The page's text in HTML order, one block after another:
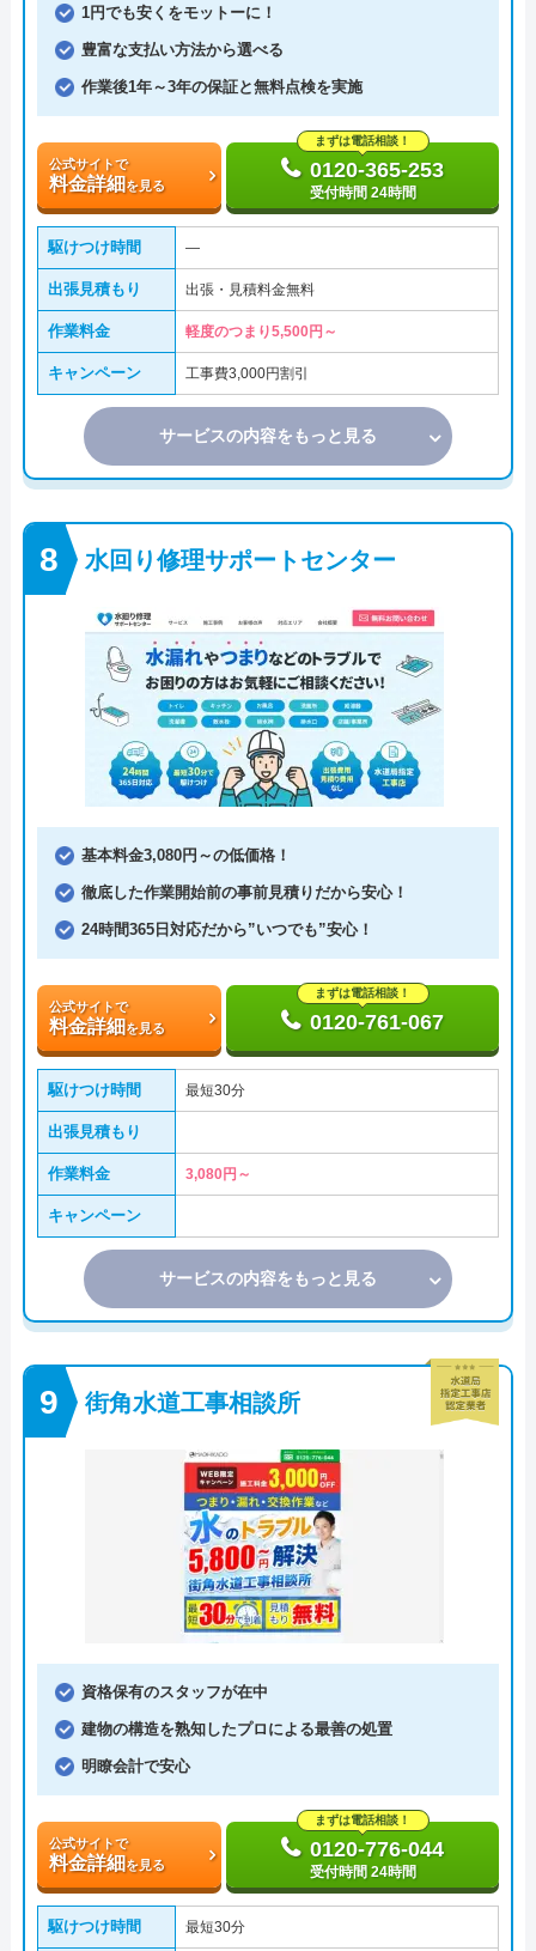
1円でも安くをモットーに！
豊富な支払い方法から選べる
作業後1年～3年の保証と無料点検を実施
公式サイトで
料金詳細を見る
まずは電話相談！
0120-365-253
受付時間 24時間
駆けつけ時間 ―
出張見積もり 出張・見積料金無料
作業料金 軽度のつまり5,500円～
キャンペーン 工事費3,000円割引
サービスの内容をもっと見る
水回り修理サポートセンター
基本料金3,080円～の低価格！
徹底した作業開始前の事前見積りだから安心！
24時間365日対応だから”いつでも”安心！
公式サイトで
料金詳細を見る
まずは電話相談！
0120-761-067
駆けつけ時間 最短30分
出張見積もり
作業料金 3,080円～
キャンペーン
サービスの内容をもっと見る
街角水道工事相談所
資格保有のスタッフが在中
建物の構造を熟知したプロによる最善の処置
明瞭会計で安心
公式サイトで
料金詳細を見る
まずは電話相談！
0120-776-044
受付時間 24時間
駆けつけ時間 最短30分